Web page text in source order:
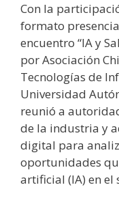
Con la
formato
encuentro “IA y
por Asociación
Tecnologías de
Universidad
reunió a
de la industria y
digital para
oportunidades
artificial (IA) en el